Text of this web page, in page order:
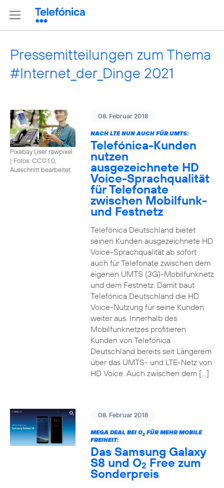
Pressemitteilungen zum Thema
#Internet_der_Dinge 2021
Pixabay User rawpixel
| Fotos: CC0 1.0,
Ausschnitt bearbeitet
08. Februar 2018
NACH LTE NUN AUCH FÜR UMTS:
Telefónica-Kunden
nutzen
ausgezeichnete HD
Voice-Sprachqualität
für Telefonate
zwischen Mobilfunk-
und Festnetz
Telefónica Deutschland bietet
seinen Kunden ausgezeichnete HD
Voice-Sprachqualität ab sofort
auch für Telefonate zwischen dem
eigenen UMTS (3G)-Mobilfunknetz
und dem Festnetz. Damit baut
Telefónica Deutschland die HD
Voice-Nutzung für seine Kunden
weiter aus. Innerhalb des
Mobilfunknetzes profitieren
Kunden von Telefónica
Deutschland bereits seit Längerem
über das UMTS- und LTE-Netz von
HD Voice. Auch zwischen dem […]
08. Februar 2018
MEGA DEAL BEI O2FÜR MEHR MOBILE
FREIHEIT:
Das Samsung Galaxy
S8 und O2 Free zum
Sonderpreis